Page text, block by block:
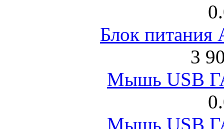
Блок питания
3
Мышь USB
Мышь USB